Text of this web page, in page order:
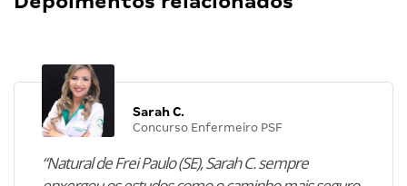
Sarah C.
Concurso Enfermeiro PSF
“Natural de Frei Paulo (SE), Sarah C. sempre